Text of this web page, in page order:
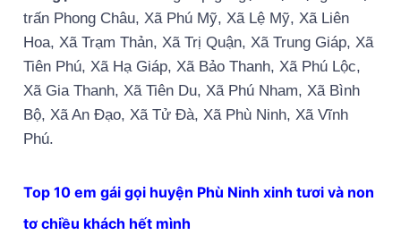
trấn Phong Châu, Xã Phú Mỹ, Xã Lệ Mỹ, Xã Liên
Hoa, Xã Trạm Thản, Xã Trị Quận, Xã Trung Giáp, Xã
Tiên Phú, Xã Hạ Giáp, Xã Bảo Thanh, Xã Phú Lộc,
Xã Gia Thanh, Xã Tiên Du, Xã Phú Nham, Xã Bình
Bộ, Xã An Đạo, Xã Tử Đà, Xã Phù Ninh, Xã Vĩnh
Phú.
Top 10 em gái gọi huyện Phù Ninh xinh tươi và non
tơ chiều khách hết mình